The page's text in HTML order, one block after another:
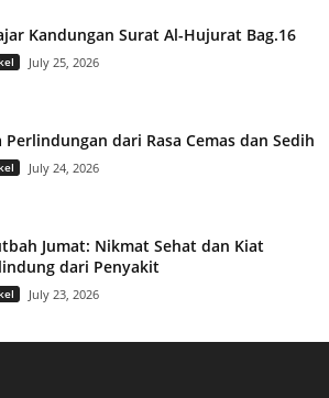
Kandungan Surat Al-Hujurat Bag.16
July 25, 2026
Perlindungan dari Rasa Cemas dan Sedih
July 24, 2026
Jumat: Nikmat Sehat dan Kiat
dari Penyakit
July 23, 2026